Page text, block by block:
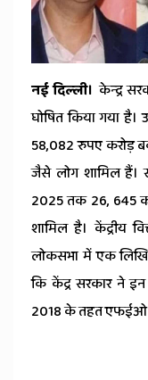
नई दिल्ली।केन्द्र
घोषित किया गया
58,082 रुपए करोड़
जैसे लोग शामिल हैं।
2025 तक 26, 645
शामिल है। केंद्रीय
लोकसभा में एक
कि केंद्र सरकार ने
2018 के तहत एफईओ